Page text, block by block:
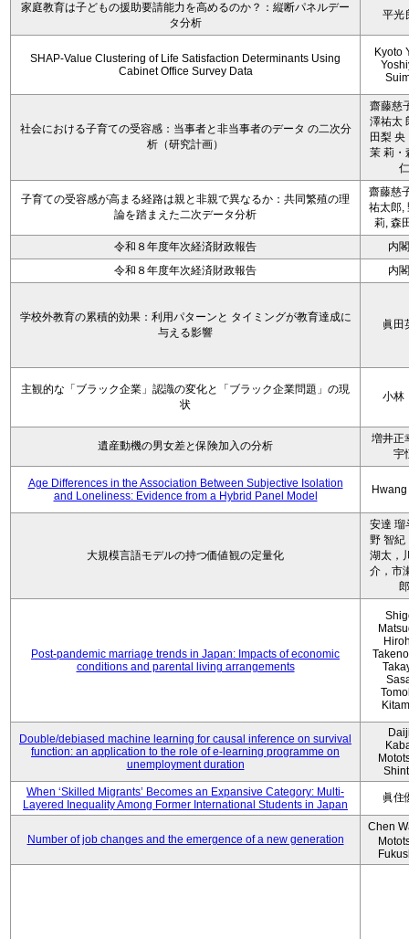
家庭教育は子どもの援助要請能力を高めるのか？：縦断パネルデー
タ分析
平光
SHAP-Value Clustering of Life Satisfaction Determinants Using
Cabinet Office Survey Data
Kyoto
社会における子育ての受容感：当事者と非当事者のデータ の二次分
析（研究計画）
齋藤慈
澤祐太
田梨 央
茉 莉・
仁
子育ての受容感が高まる経路は親と非親で異なるか：共同繁殖の理
論を踏まえた二次データ分析
齋藤慈
祐太郎,
莉, 森
令和８年度年次経済財政報告
内
令和８年度年次経済財政報告
内
学校外教育の累積的効果：利用パターンと タイミングが教育達成に
与える影響
眞田
主観的な「ブラック企業」認識の変化と「ブラック企業問題」の現
状
小
遺産動機の男女差と保険加入の分析
増井正
宇
Age Differences in the Association Between Subjective Isolation
and Loneliness: Evidence from a Hybrid Panel Model
大規模言語モデルの持つ価値観の定量化
安達 瑠
野 智紀
湖太，
介，市
郎
Post-pandemic marriage trends in Japan: Impacts of economic
conditions and parental living arrangements
Double/debiased machine learning for causal inference on survival
function: an application to the role of e-learning programme on
unemployment duration
When ‘Skilled Migrants’ Becomes an Expansive Category: Multi-
Layered Inequality Among Former International Students in Japan
眞住
Number of job changes and the emergence of a new generation
Chen